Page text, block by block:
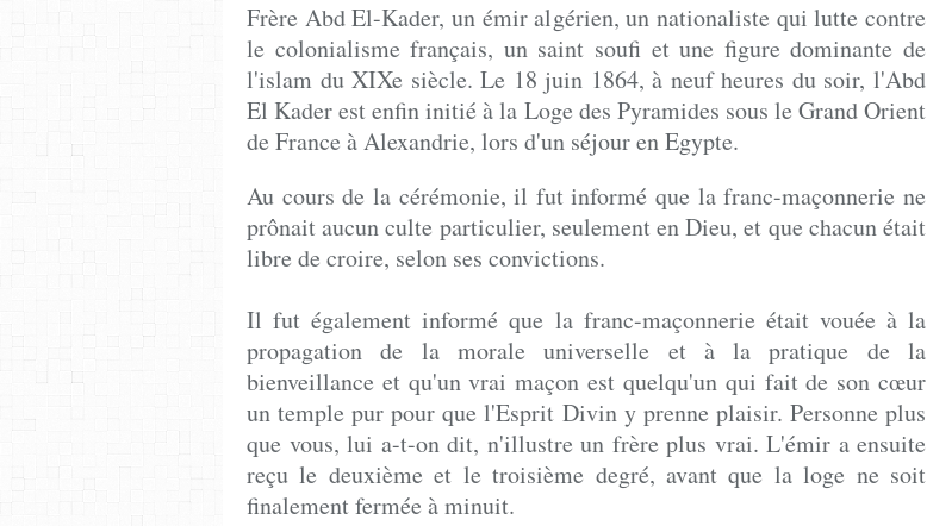
Frère Abd El-Kader, un émir algérien, un nationaliste qui lutte contre
le colonialisme français, un saint soufi et une figure dominante de
l'islam du XIXe siècle. Le 18 juin 1864, à neuf heures du soir, l'Abd
El Kader est enfin initié à la Loge des Pyramides sous le Grand Orient
de France à Alexandrie, lors d'un séjour en Egypte.
Au cours de la cérémonie, il fut informé que la franc-maçonnerie ne
prônait aucun culte particulier, seulement en Dieu, et que chacun était
libre de croire, selon ses convictions.
Il fut également informé que la franc-maçonnerie était vouée à la
propagation de la morale universelle et à la pratique de la
bienveillance et qu'un vrai maçon est quelqu'un qui fait de son cœur
un temple pur pour que l'Esprit Divin y prenne plaisir. Personne plus
que vous, lui a-t-on dit, n'illustre un frère plus vrai. L'émir a ensuite
reçu le deuxième et le troisième degré, avant que la loge ne soit
finalement fermée à minuit.